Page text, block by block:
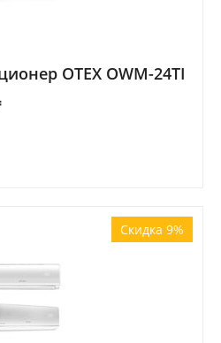
OTEX OWM-24TI
Скидка 9%